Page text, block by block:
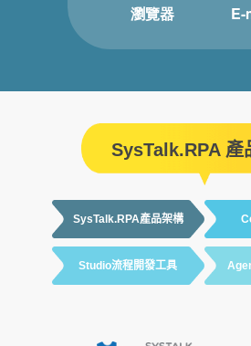
SysTalk.RPA產品架構
Studio流程開發工具
SysTalk.RPA 產